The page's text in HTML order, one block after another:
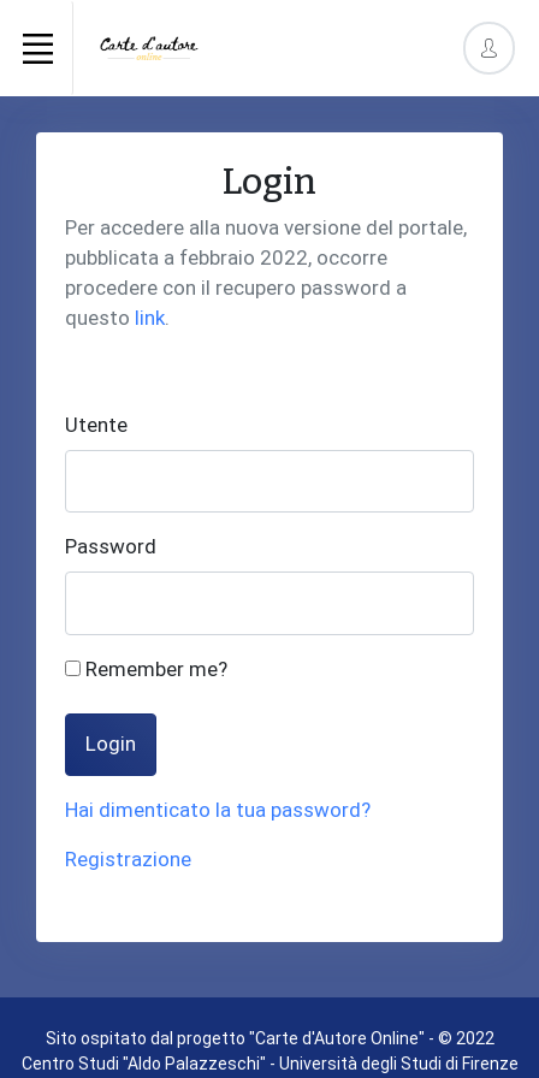
Login
Per accedere alla nuova versione del portale,
pubblicata a febbraio 2022, occorre
procedere con il recupero password a
questo link.
Utente
Password
Remember me?
Login
Hai dimenticato la tua password?
Registrazione
Sito ospitato dal progetto "Carte d'Autore Online" - © 2022
Centro Studi "Aldo Palazzeschi" - Università degli Studi di Firenze